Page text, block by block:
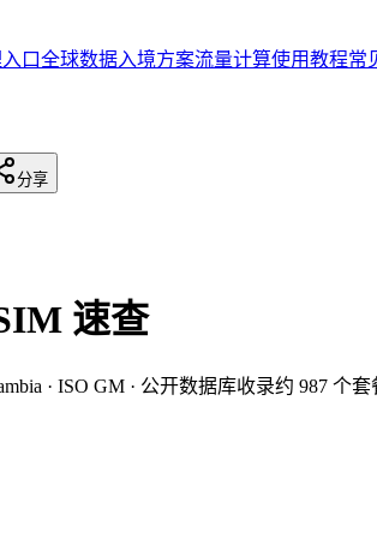
口全球数据入境方案流量计算使用教程常
分享
速查
· ISO GM · 公开数据库收录约 987 个套